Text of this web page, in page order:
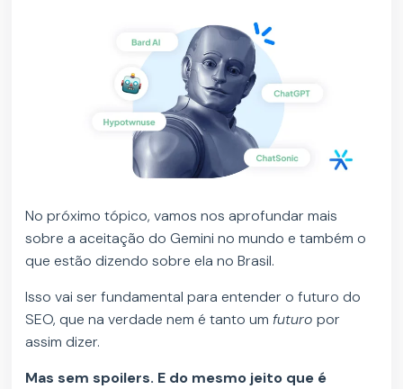
No próximo tópico, vamos nos aprofundar mais
sobre a aceitação do Gemini no mundo e também o
que estão dizendo sobre ela no Brasil.
Isso vai ser fundamental para entender o futuro do
SEO, que na verdade nem é tanto um futuropor
assim dizer.
Mas sem spoilers. E do mesmo jeito que é